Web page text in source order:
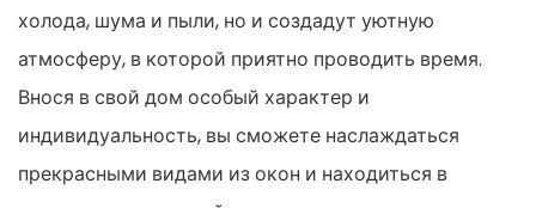
холода, шума и пыли, но и создадут уютную
атмосферу, в которой приятно проводить время.
Внося в свой дом особый характер и
индивидуальность, вы сможете наслаждаться
прекрасными видами из окон и находиться в